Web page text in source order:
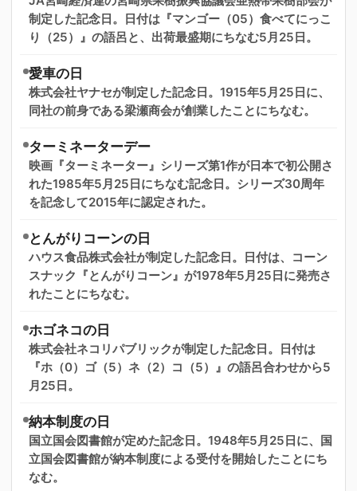
制定した記念日。日付は『マンゴー（05）食べてにっこ
り（25）』の語呂と、出荷最盛期にちなむ5月25日。
愛車の日
株式会社ヤナセが制定した記念日。1915年5月25日に、
同社の前身である梁瀬商会が創業したことにちなむ。
ターミネーターデー
映画『ターミネーター』シリーズ第1作が日本で初公開さ
れた1985年5月25日にちなむ記念日。シリーズ30周年
を記念して2015年に認定された。
とんがりコーンの日
ハウス食品株式会社が制定した記念日。日付は、コーン
スナック『とんがりコーン』が1978年5月25日に発売さ
れたことにちなむ。
ホゴネコの日
株式会社ネコリパブリックが制定した記念日。日付は
『ホ（0）ゴ（5）ネ（2）コ（5）』の語呂合わせから5
月25日。
納本制度の日
国立国会図書館が定めた記念日。1948年5月25日に、国
立国会図書館が納本制度による受付を開始したことにち
なむ。